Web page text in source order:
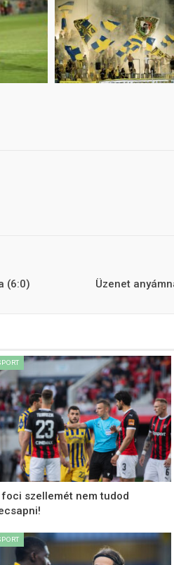
(6:0)
Üzenet
foci szellemét nem tudod